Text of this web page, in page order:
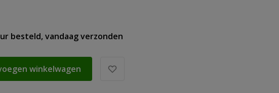
besteld, vandaag verzonden
winkelwagen